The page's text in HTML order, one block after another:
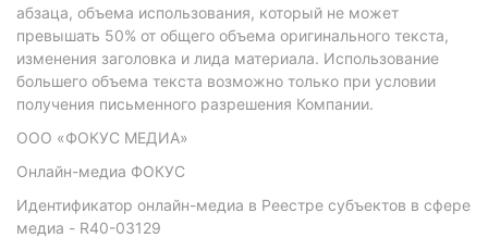
абзаца, объема использования, который не может
превышать 50% от общего объема оригинального текста,
изменения заголовка и лида материала. Использование
большего объема текста возможно только при условии
получения письменного разрешения Компании.
ООО «ФОКУС МЕДИА»
Онлайн-медиа ФОКУС
Идентификатор онлайн-медиа в Реестре субъектов в сфере
медиа - R40-03129